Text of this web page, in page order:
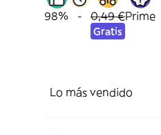
98% - 0,49 €
Gratis
Prime
Lo más vendido